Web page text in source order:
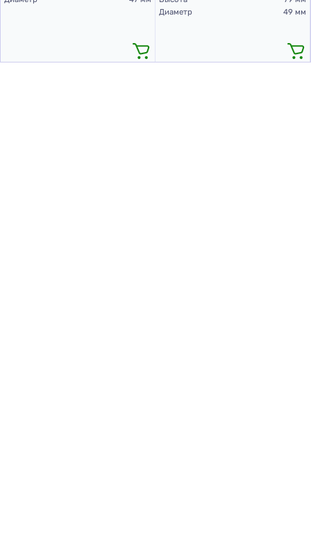
Диаметр
49 мм